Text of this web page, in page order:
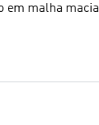
em malha macia